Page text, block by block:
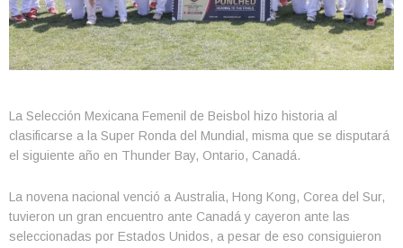
La Selección Mexicana Femenil de Beisbol hizo historia al
clasificarse a la Super Ronda del Mundial, misma que se disputará
el siguiente año en Thunder Bay, Ontario, Canadá.
La novena nacional venció a Australia, Hong Kong, Corea del Sur,
tuvieron un gran encuentro ante Canadá y cayeron ante las
seleccionadas por Estados Unidos, a pesar de eso consiguieron